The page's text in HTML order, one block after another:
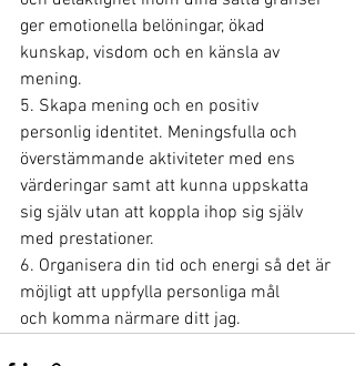
ger emotionella belöningar, ökad
kunskap, visdom och en känsla av
mening.
5. Skapa mening och en positiv
personlig identitet. Meningsfulla och
överstämmande aktiviteter med ens
värderingar samt att kunna uppskatta
sig själv utan att koppla ihop sig själv
med prestationer.
6. Organisera din tid och energi så det är
möjligt att uppfylla personliga mål
och komma närmare ditt jag.